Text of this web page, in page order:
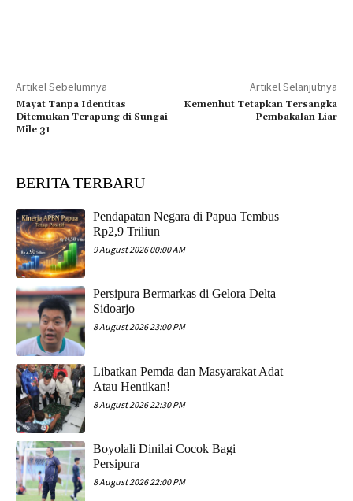
Artikel Sebelumnya
Mayat Tanpa Identitas
Ditemukan Terapung di Sungai
Mile 31
Artikel Selanjutnya
Kemenhut Tetapkan Tersangka
Pembakalan Liar
BERITA TERBARU
Pendapatan Negara di Papua Tembus
Rp2,9 Triliun
9 August 2026 00:00 AM
Persipura Bermarkas di Gelora Delta
Sidoarjo
8 August 2026 23:00 PM
Libatkan Pemda dan Masyarakat Adat
Atau Hentikan!
8 August 2026 22:30 PM
Boyolali Dinilai Cocok Bagi
Persipura
8 August 2026 22:00 PM